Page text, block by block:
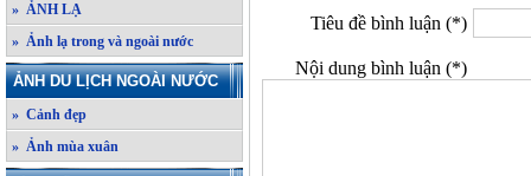
» ẢNH LẠ
» Ảnh lạ trong và ngoài nước
ẢNH DU LỊCH NGOÀI NƯỚC
» Cảnh đẹp
» Ảnh mùa xuân
Tiêu đề bình luận (*)
Nội dung bình luận (*)